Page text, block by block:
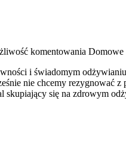
komentowania Domowe
i świadomym
nie chcemy rezygnować
skupiający się na zdrowym